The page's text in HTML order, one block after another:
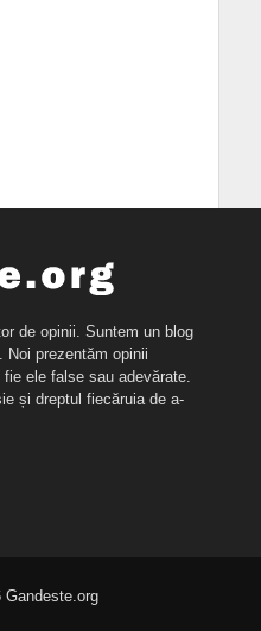
de opinii. Suntem un blog
Noi prezentăm opinii
ele false sau adevărate.
și dreptul fiecăruia de a-